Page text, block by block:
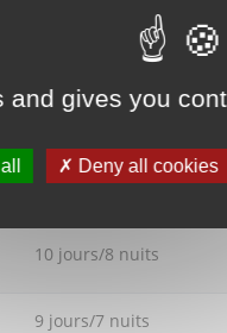
17 jours/14 nuits
7 jours/5 nuits
10 jours/8 nuits
9 jours/7 nuits
gives you
Deny all cookies